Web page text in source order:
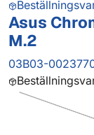
Asus
M.2
03B03-